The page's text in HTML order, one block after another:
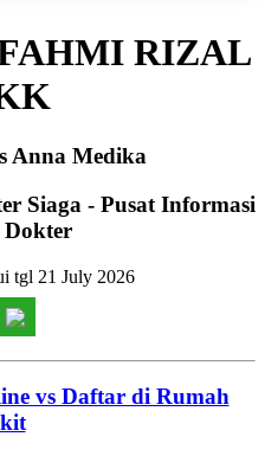
RIZAL
Anna Medika
Siaga - Pusat Informasi
tgl 21 July 2026
vs Daftar di Rumah